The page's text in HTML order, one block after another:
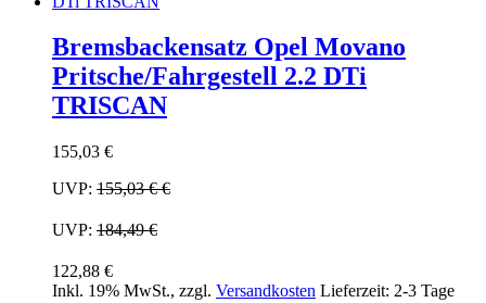
Bremsbackensatz Opel Movano
Pritsche/Fahrgestell 2.2 DTi
TRISCAN
155,03 €
UVP: 155,03 €€
UVP: 184,49 €
122,88 €
Inkl. 19% MwSt., zzgl. Versandkosten Lieferzeit: 2-3 Tage